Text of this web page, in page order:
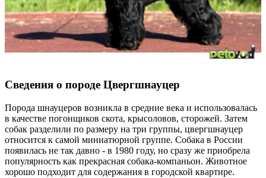
Сведения о породе Цвергшнауцер
Порода шнауцеров возникла в средние века и использовалась
в качестве погонщиков скота, крысоловов, сторожей. Затем
собак разделили по размеру на три группы, цвергшнауцер
относится к самой миниатюрной группе. Собака в России
появилась не так давно - в 1980 году, но сразу же приобрела
популярность как прекрасная собака-компаньон. Животное
хорошо подходит для содержания в городской квартире.